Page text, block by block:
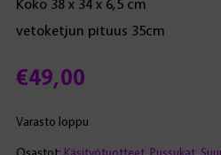
€49,00
Koko 38 x 34 x 6,5 cm
vetoketjun pituus 35cm
Varasto loppu
Osastot: Käsityötuotteet, Pussukat,